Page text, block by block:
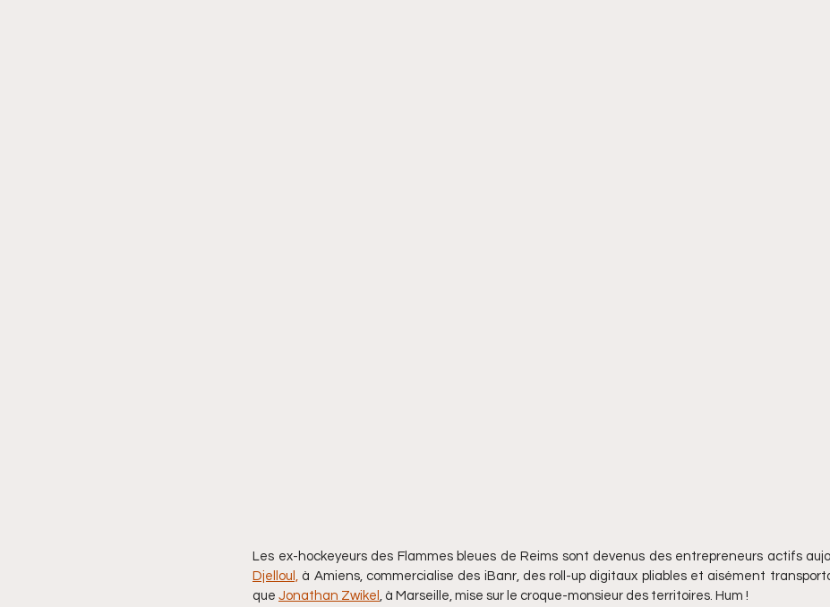
Les ex-hockeyeurs des Flammes bleues de Reims sont devenus des entrepreneurs actifs
Djelloul,
à Amiens, commercialise des iBanr, des roll-up digitaux pliables et aisément
que Jonathan Zwikel , à Marseille, mise sur le croque-monsieur des territoires. Hum !